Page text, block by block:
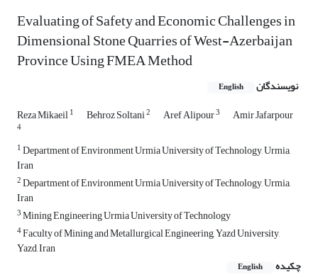
Evaluating of Safety and Economic Challenges in
Dimensional Stone Quarries of West-Azerbaijan
Province Using FMEA Method
نویسندگان English
Reza Mikaeil1 Behroz Soltani2 Aref Alipour3 Amir Jafarpour
4
1Department of Environment Urmia University of Technology, Urmia,
Iran
2Department of Environment Urmia University of Technology, Urmia,
Iran
3Mining Engineering Urmia University of Technology
4Faculty of Mining and Metallurgical Engineering, Yazd University,
Yazd, Iran
چکیده
English